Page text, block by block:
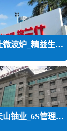
广东格兰仕微波炉_精益生产等咨询
新疆中核天山铀业_6S管理和精益管